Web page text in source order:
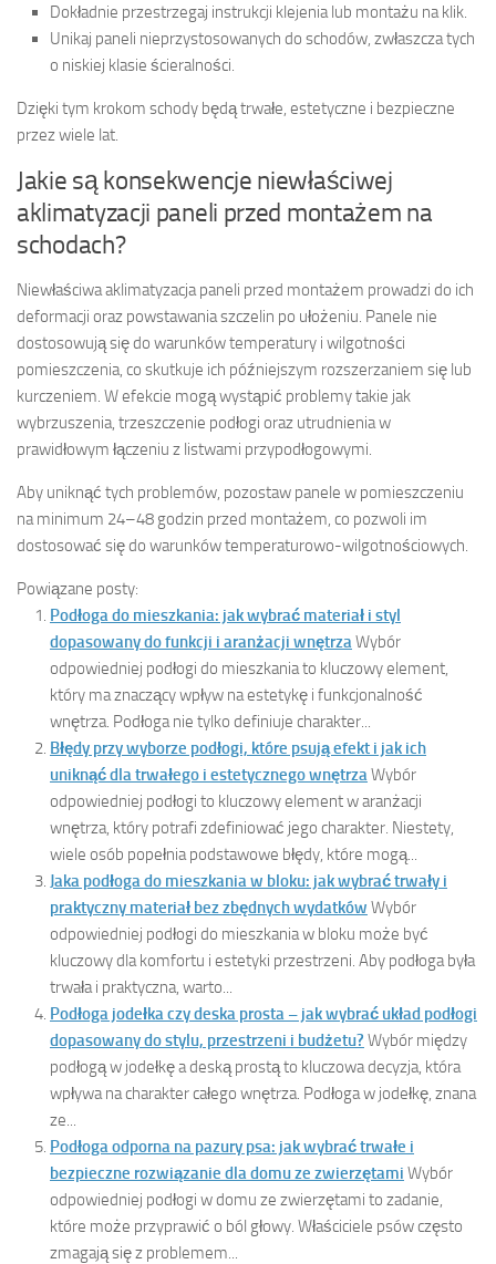
Dokładnie przestrzegaj instrukcji klejenia lub montażu na klik.
Unikaj paneli nieprzystosowanych do schodów, zwłaszcza tych
o niskiej klasie ścieralności.
Dzięki tym krokom schody będą trwałe, estetyczne i bezpieczne
przez wiele lat.
Jakie są konsekwencje niewłaściwej
aklimatyzacji paneli przed montażem na
schodach?
Niewłaściwa aklimatyzacja paneli przed montażem prowadzi do ich
deformacji oraz powstawania szczelin po ułożeniu. Panele nie
dostosowują się do warunków temperatury i wilgotności
pomieszczenia, co skutkuje ich późniejszym rozszerzaniem się lub
kurczeniem. W efekcie mogą wystąpić problemy takie jak
wybrzuszenia, trzeszczenie podłogi oraz utrudnienia w
prawidłowym łączeniu z listwami przypodłogowymi.
Aby uniknąć tych problemów, pozostaw panele w pomieszczeniu
na minimum 24–48 godzin przed montażem, co pozwoli im
dostosować się do warunków temperaturowo-wilgotnościowych.
Powiązane posty:
Podłoga do mieszkania: jak wybrać materiał i styl
dopasowany do funkcji i aranżacji wnętrza Wybór
odpowiedniej podłogi do mieszkania to kluczowy element,
który ma znaczący wpływ na estetykę i funkcjonalność
wnętrza. Podłoga nie tylko definiuje charakter...
Błędy przy wyborze podłogi, które psują efekt i jak ich
uniknąć dla trwałego i estetycznego wnętrza Wybór
odpowiedniej podłogi to kluczowy element w aranżacji
wnętrza, który potrafi zdefiniować jego charakter. Niestety,
wiele osób popełnia podstawowe błędy, które mogą...
Jaka podłoga do mieszkania w bloku: jak wybrać trwały i
praktyczny materiał bez zbędnych wydatków Wybór
odpowiedniej podłogi do mieszkania w bloku może być
kluczowy dla komfortu i estetyki przestrzeni. Aby podłoga była
trwała i praktyczna, warto...
Podłoga jodełka czy deska prosta – jak wybrać układ podłogi
dopasowany do stylu, przestrzeni i budżetu? Wybór między
podłogą w jodełkę a deską prostą to kluczowa decyzja, która
wpływa na charakter całego wnętrza. Podłoga w jodełkę, znana
ze...
Podłoga odporna na pazury psa: jak wybrać trwałe i
bezpieczne rozwiązanie dla domu ze zwierzętami Wybór
odpowiedniej podłogi w domu ze zwierzętami to zadanie,
które może przyprawić o ból głowy. Właściciele psów często
zmagają się z problemem...